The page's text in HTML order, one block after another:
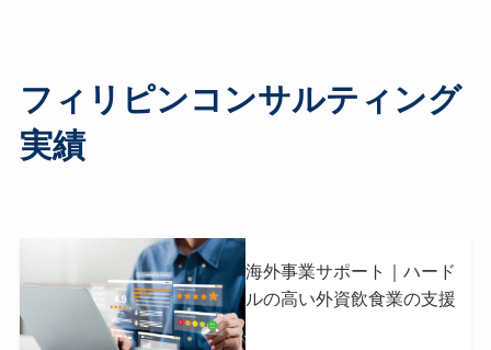
フィリピンコンサルティング
実績
海外事業サポート｜ハード
ルの高い外資飲食業の支援